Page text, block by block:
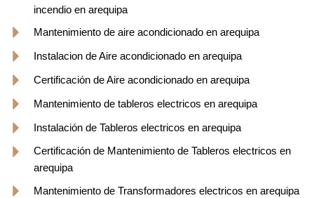
incendio en arequipa
Mantenimiento de aire acondicionado en arequipa
Instalacion de Aire acondicionado en arequipa
Certificación de Aire acondicionado en arequipa
Mantenimiento de tableros electricos en arequipa
Instalación de Tableros electricos en arequipa
Certificación de Mantenimiento de Tableros electricos en
arequipa
Mantenimiento de Transformadores electricos en arequipa